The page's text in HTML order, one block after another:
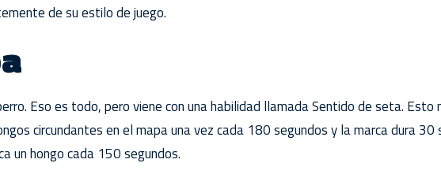
de su estilo de juego.
Eso es todo, pero viene con una habilidad llamada Sentido de seta. Esto
circundantes en el mapa una vez cada 180 segundos y la marca dura 30
un hongo cada 150 segundos.